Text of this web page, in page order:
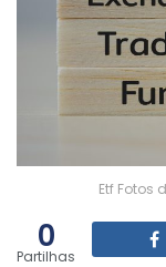
Etf Fotos
0
Partilhas